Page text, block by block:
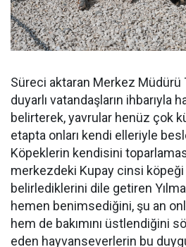
Süreci aktaran Merkez Müdürü
duyarlı vatandaşların ihbarıyla
belirterek, yavrular henüz çok
etapta onları kendi elleriyle
Köpeklerin kendisini
merkezdeki Kupay cinsi
belirlediklerini dile getiren
hemen benimsediğini, şu an
hem de bakımını üstlendiğini
eden hayvanseverlerin bu